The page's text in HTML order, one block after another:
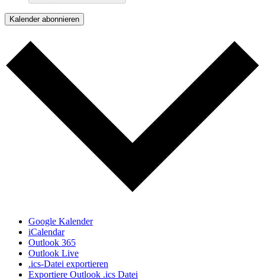
Kalender abonnieren
Google Kalender
iCalendar
Outlook 365
Outlook Live
.ics-Datei exportieren
Exportiere Outlook .ics Datei